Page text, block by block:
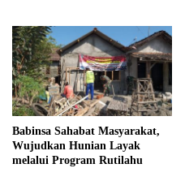
ROYONG DAN
KEMANUNGGALAN TNI-
RAKYAT
Babinsa Sahabat Masyarakat,
Wujudkan Hunian Layak
melalui Program Rutilahu